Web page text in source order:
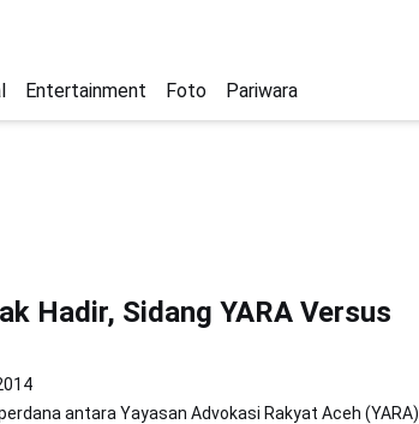
Entertainment Foto Pariwara
Hadir, Sidang YARA Versus
antara Yayasan Advokasi Rakyat Aceh (YARA)